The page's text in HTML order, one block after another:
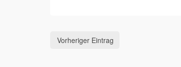
Vorheriger Eintrag